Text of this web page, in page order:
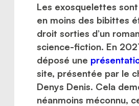
Nous joindre
Les exosquelettes
en moins des bibittes
droit sorties d’un
science-fiction. En
déposé une
site, présentée par le
Denys Denis. Cela
néanmoins méconnu,